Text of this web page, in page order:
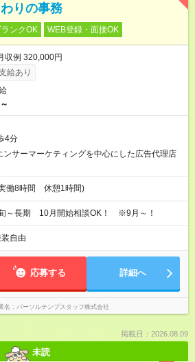
りの事務
ランクOK WEB登録・面接OK
例 320,000円
給あり
4分
サーマーケティングを中心にした広告代理店
働8時間 休憩1時間)
～長期 10月開始相談OK！ ※9月～！
装自由
応募する 詳細へ
名 パーソルテンプスタッフ株式会社
掲載日：2026.08.09
未読